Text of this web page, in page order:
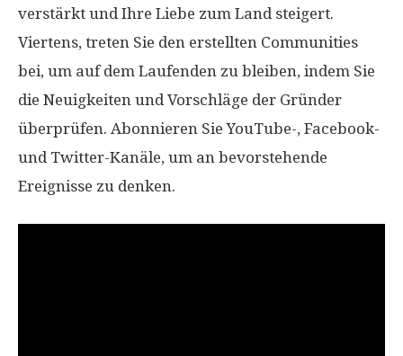
verstärkt und Ihre Liebe zum Land steigert.
Viertens, treten Sie den erstellten Communities
bei, um auf dem Laufenden zu bleiben, indem Sie
die Neuigkeiten und Vorschläge der Gründer
überprüfen. Abonnieren Sie YouTube-, Facebook-
und Twitter-Kanäle, um an bevorstehende
Ereignisse zu denken.